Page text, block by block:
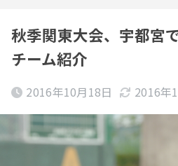
秋季関東大会、宇都
チーム紹介
2016年10月18日 2016年